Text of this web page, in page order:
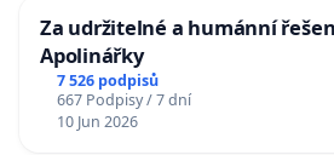
Za udržitelné a humánní
Apolinářky
7 526 podpisů
667 Podpisy / 7 dní
10 Jun 2026